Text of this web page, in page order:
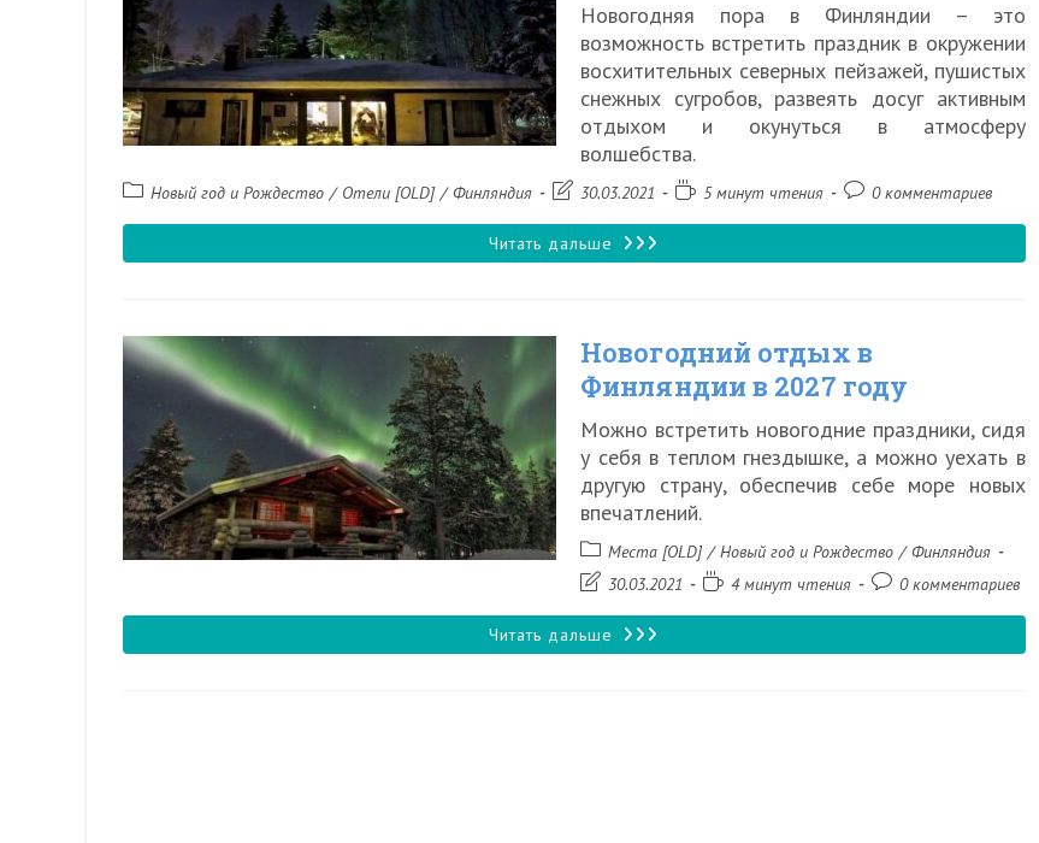
Стоит
ехать
в
Новогодняя пора в Финляндии – это
возможность встретить праздник в окружении
восхитительных северных пейзажей, пушистых
снежных сугробов, развеять досуг активным
отдыхом и окунуться в атмосферу
волшебства.
РубрикаНовый год и Рождество / Отели [OLD] / Финляндия
Запись30.03.2021
Время5 минут чтения
Комментарии
0 комментариев
Читать дальше Как
в
Финляндии
на
год
2027
года
Новогодний отдых в
Финляндии в 2027 году
Можно встретить новогодние праздники, сидя
у себя в теплом гнездышке, а можно уехать в
другую страну, обеспечив себе море новых
впечатлений.
Рубрика
записи:
Места [OLD] / Новый год и Рождество / Финляндия
Запись30.03.2021
Время4 минут чтения
Комментарии
0 комментариев
Читать дальше Новогодний